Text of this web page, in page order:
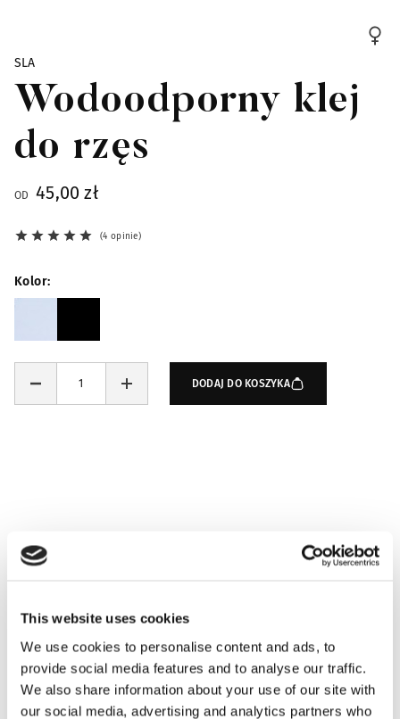
This website uses cookies
We use cookies to personalise content and ads, to
provide social media features and to analyse our traffic.
We also share information about your use of our site with
our social media, advertising and analytics partners who
Za ten produkt otrzymasz:
DOWIEDZ SIĘ WIĘCEJ
SLA
Wodoodporny klej
do rzęs
OD 45,00 zł
4 opinie
Kolor
DODAJ DO KOSZYKA